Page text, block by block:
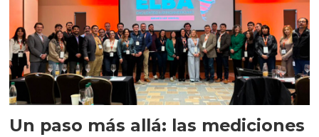
Un paso más allá: las mediciones